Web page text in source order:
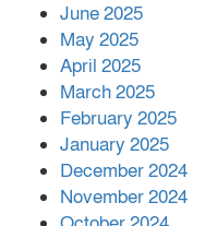
June 2025
May 2025
April 2025
March 2025
February 2025
January 2025
December 2024
November 2024